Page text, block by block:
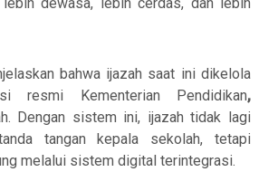
bahwa ijazah saat ini dikelola
resmi Kementerian Pendidikan,
. Dengan sistem ini, ijazah tidak lagi
tangan kepala sekolah, tetapi
melalui sistem digital terintegrasi.